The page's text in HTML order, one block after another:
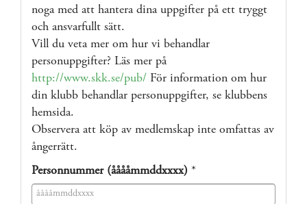
noga med att hantera dina uppgifter på ett tryggt
och ansvarfullt sätt.
Vill du veta mer om hur vi behandlar
personuppgifter? Läs mer på
http://www.skk.se/pub/ För information om hur
din klubb behandlar personuppgifter, se klubbens
hemsida.
Observera att köp av medlemskap inte omfattas av
ångerrätt.
Personnummer (ååååmmddxxxx) *